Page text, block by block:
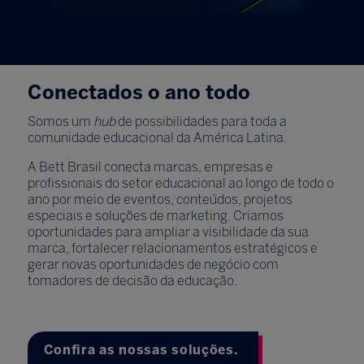
Conectados o ano todo
Somos um hubde possibilidades para toda a
comunidade educacional da América Latina.
A Bett Brasil conecta marcas, empresas e
profissionais do setor educacional ao longo de todo o
ano por meio de eventos, conteúdos, projetos
especiais e soluções de marketing. Criamos
oportunidades para ampliar a visibilidade da sua
marca, fortalecer relacionamentos estratégicos e
gerar novas oportunidades de negócio com
tomadores de decisão da educação.
Confira as nossas soluções.